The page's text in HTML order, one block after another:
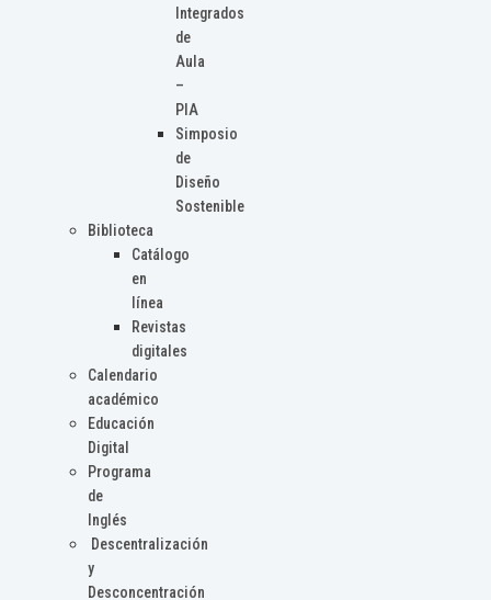
Integrados
de
Aula
–
PIA
Simposio
de
Diseño
Sostenible
Biblioteca
Catálogo
en
línea
Revistas
digitales
Calendario
académico
Educación
Digital
Programa
de
Inglés
Descentralización
y
Desconcentración